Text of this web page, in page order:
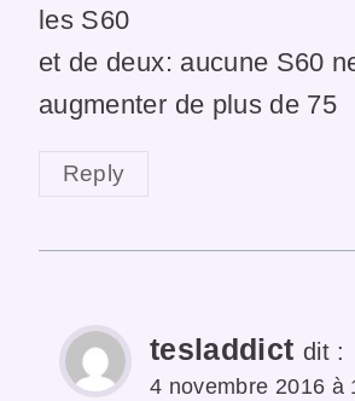
les S60
et de deux: aucune S60
augmenter de plus de 75
Reply
tesladdict dit :
4 novembre 2016 à